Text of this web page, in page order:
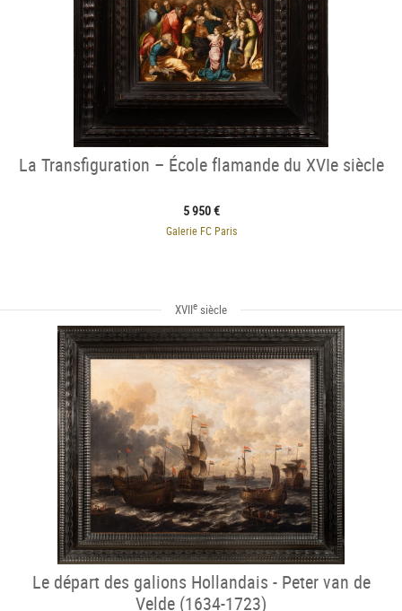
La Transfiguration – École flamande du XVIe siècle
5 950 €
Galerie FC Paris
XVIIe siècle
Le départ des galions Hollandais - Peter van de
Velde (1634-1723)